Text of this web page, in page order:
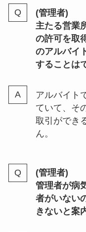
(管理者)
主たる営業
の許可を取
のアルバイ
することは
アルバイト
ていて、そ
取引ができ
ん。
(管理者)
管理者が病
者がいない
きないと案